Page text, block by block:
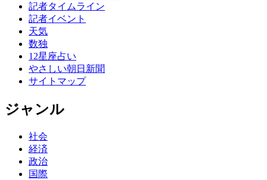
記者タイムライン
記者イベント
天気
数独
12星座占い
やさしい朝日新聞
サイトマップ
ジャンル
社会
経済
政治
国際